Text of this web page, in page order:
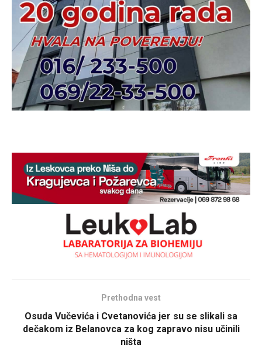
Prethodna vest
Osuda Vučevića i Cvetanovića jer su se slikali sa
dečakom iz Belanovca za kog zapravo nisu učinili
ništa